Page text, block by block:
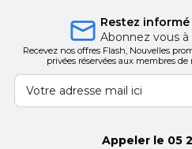
Restez informé
Abonnez vous
Recevez nos offres Flash, Nouvelles
privées réservées aux membres
Appeler le 05